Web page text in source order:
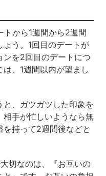
トから1週間から2週間
う。1回目のデートが
ンを2回目のデートにつ
、1週間以内が望まし
、ガツガツした印象を
手が忙しいようなら無
持って2週間後などと
切なのは、『お互いの